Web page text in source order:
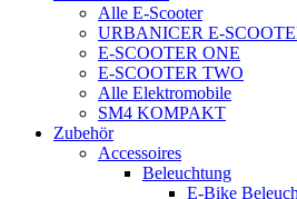
Alle E-Scooter
URBANICER E-
E-SCOOTER ONE
E-SCOOTER TWO
Alle Elektromobile
SM4 KOMPAKT
Zubehör
Accessoires
Beleuchtung
E-Bike